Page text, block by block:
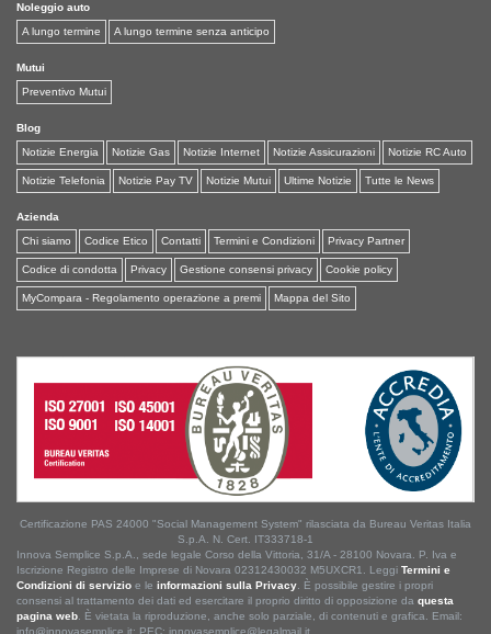
Noleggio auto
A lungo termine
A lungo termine senza anticipo
Mutui
Preventivo Mutui
Blog
Notizie Energia
Notizie Gas Notizie Internet Notizie Assicurazioni Notizie RC Auto
Notizie Telefonia Notizie Pay TV Notizie Mutui Ultime Notizie Tutte le News
Azienda
Chi siamo
Codice Etico Contatti Termini e Condizioni Privacy Partner
Codice di condotta Privacy Gestione consensi privacy Cookie policy
MyCompara - Regolamento operazione a premi Mappa del Sito
Certificazione PAS 24000 "Social Management System" rilasciata da Bureau Veritas Italia
S.p.A. N. Cert. IT333718-1
Innova Semplice S.p.A., sede legale Corso della Vittoria, 31/A - 28100 Novara. P. Iva e
Iscrizione Registro delle Imprese di Novara 02312430032 M5UXCR1. Leggi Termini e
Condizioni di servizio e le informazioni sulla Privacy . È possibile gestire i propri
consensi al trattamento dei dati ed esercitare il proprio diritto di opposizione da questa
pagina web . È vietata la riproduzione, anche solo parziale, di contenuti e grafica. Email:
info@innovasemplice.it; PEC: innovasemplice@legalmail.it